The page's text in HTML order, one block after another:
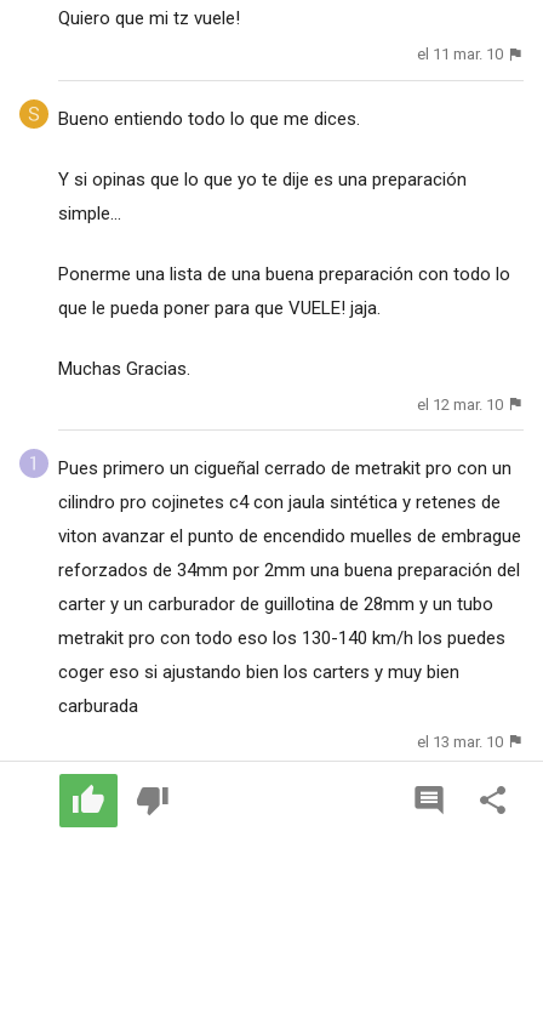
Quiero que mi tz vuele!
el 11 mar. 10
Bueno entiendo todo lo que me dices.
Y si opinas que lo que yo te dije es una preparación
simple...
Ponerme una lista de una buena preparación con todo lo
que le pueda poner para que VUELE! jaja.
Muchas Gracias.
el 12 mar. 10
Pues primero un cigueñal cerrado de metrakit pro con un
cilindro pro cojinetes c4 con jaula sintética y retenes de
viton avanzar el punto de encendido muelles de embrague
reforzados de 34mm por 2mm una buena preparación del
carter y un carburador de guillotina de 28mm y un tubo
metrakit pro con todo eso los 130-140 km/h los puedes
coger eso si ajustando bien los carters y muy bien
carburada
el 13 mar. 10